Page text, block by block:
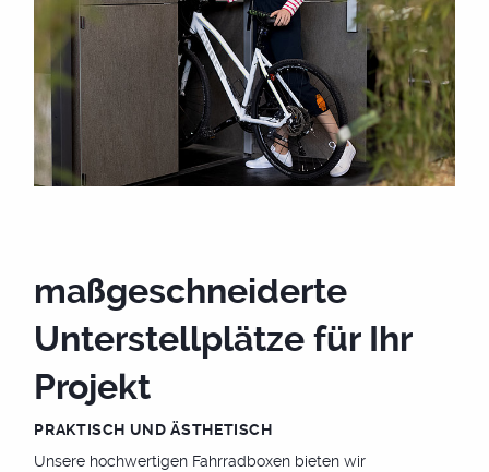
maßgeschneiderte
Unterstellplätze für Ihr
Projekt
PRAKTISCH UND ÄSTHETISCH
Unsere hochwertigen Fahrradboxen bieten wir